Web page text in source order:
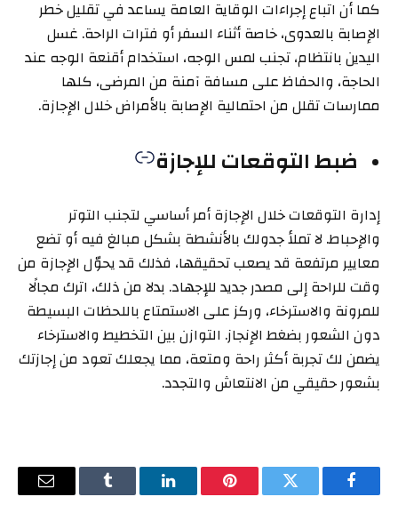
كما أن اتباع إجراءات الوقاية العامة يساعد في تقليل خطر
الإصابة بالعدوى، خاصة أثناء السفر أو فترات الراحة. غسل
اليدين بانتظام، تجنب لمس الوجه، استخدام أقنعة الوجه عند
الحاجة، والحفاظ على مسافة آمنة من المرضى، كلها
ممارسات تقلل من احتمالية الإصابة بالأمراض خلال الإجازة.
ضبط التوقعات للإجازة
إدارة التوقعات خلال الإجازة أمر أساسي لتجنب التوتر
والإحباط. لا تملأ جدولك بالأنشطة بشكل مبالغ فيه أو تضع
معايير مرتفعة قد يصعب تحقيقها، فذلك قد يحوّل الإجازة من
وقت للراحة إلى مصدر جديد للإجهاد. بدلا من ذلك، اترك مجالًا
للمرونة والاسترخاء، وركز على الاستمتاع باللحظات البسيطة
دون الشعور بضغط الإنجاز. التوازن بين التخطيط والاسترخاء
يضمن لك تجربة أكثر راحة ومتعة، مما يجعلك تعود من إجازتك
بشعور حقيقي من الانتعاش والتجدد.
فيسبوك تويتر بينتيريستلينكدإن Tumblr
البريد